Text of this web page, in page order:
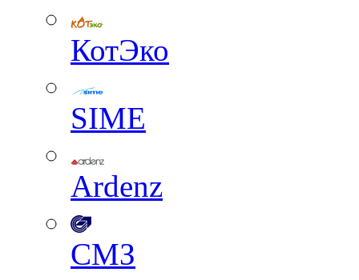
КотЭко
SIME
Ardenz
СМЗ